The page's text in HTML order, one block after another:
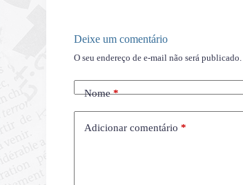
Deixe um comentário
O seu endereço de e-mail não será publicado.
Nome*
Adicionar comentário *